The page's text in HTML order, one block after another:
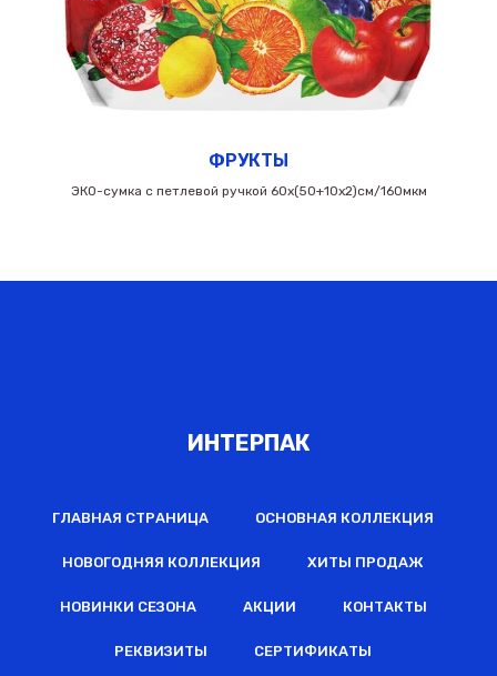
ФРУКТЫ
ЭКО-сумка с петлевой ручкой 60х(50+10х2)см/160мкм
ИНТЕРПАК
ГЛАВНАЯ СТРАНИЦА ОСНОВНАЯ КОЛЛЕКЦИЯ
НОВОГОДНЯЯ КОЛЛЕКЦИЯ ХИТЫ ПРОДАЖ
НОВИНКИ СЕЗОНА АКЦИИ КОНТАКТЫ
РЕКВИЗИТЫ СЕРТИФИКАТЫ